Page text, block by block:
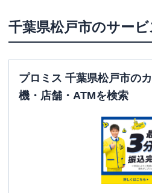
営業時間
土曜：-
日祝
ATM営業時間
平日：4：00
日祝： 4：00～
〇
〇
千葉県松戸市
三菱ＵＦＪ銀
千葉県松戸市のサー
プロミス 千葉県松戸市の
機・店舗・ATMを検索